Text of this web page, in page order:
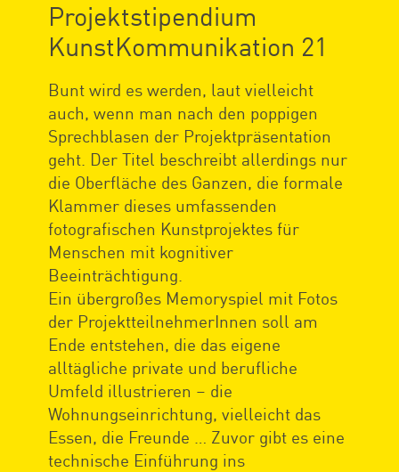
Projektstipendium
KunstKommunikation 21
Bunt wird es werden, laut vielleicht
auch, wenn man nach den poppigen
Sprechblasen der Projektpräsentation
geht. Der Titel beschreibt allerdings nur
die Oberfläche des Ganzen, die formale
Klammer dieses umfassenden
fotografischen Kunstprojektes für
Menschen mit kognitiver
Beeinträchtigung.
Ein übergroßes Memoryspiel mit Fotos
der ProjektteilnehmerInnen soll am
Ende entstehen, die das eigene
alltägliche private und berufliche
Umfeld illustrieren – die
Wohnungseinrichtung, vielleicht das
Essen, die Freunde … Zuvor gibt es eine
technische Einführung ins